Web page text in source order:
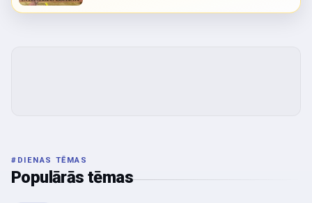
# DIENAS TĒMAS
Populārās tēmas